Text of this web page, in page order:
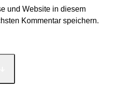
und Website in diesem
Kommentar speichern.